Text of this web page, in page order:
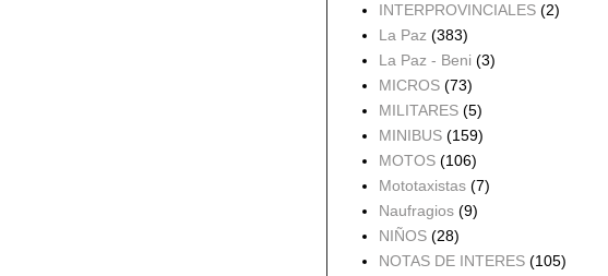
INTERPROVINCIALES (2)
La Paz (383)
La Paz - Beni (3)
MICROS (73)
MILITARES (5)
MINIBUS (159)
MOTOS (106)
Mototaxistas (7)
Naufragios (9)
NIÑOS (28)
NOTAS DE INTERES (105)